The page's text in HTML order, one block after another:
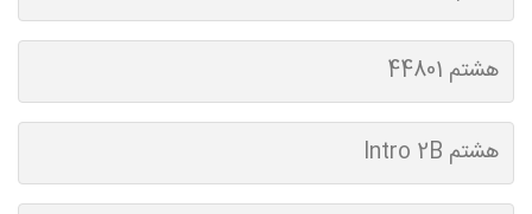
هشتم 44801
هشتم Intro 2B